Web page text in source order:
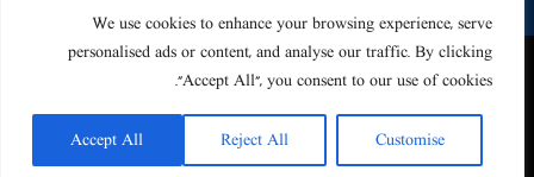
We use cookies to enhance your browsing experience, serve
personalised ads or content, and analyse our traffic. By clicking
"Accept All", you consent to our use of cookies.
Customise
Reject All
Accept All
דרושים
צור קשר
Powered by
האתר שאתה גולש בו עשוי להשתמש בעוגיות (קוקיז) ובטכנולוגיות דומות.
על ידי כניסה לאתר אתה מאשר את תנאי השימוש הכוללים שימוש בעוגיות
(קוקיז).
אישור